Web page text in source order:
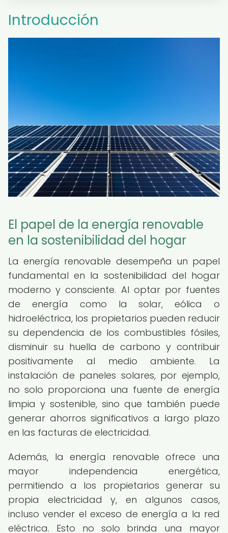
Introducción
El papel de la energía renovable
en la sostenibilidad del hogar
La energía renovable desempeña un papel
fundamental en la sostenibilidad del hogar
moderno y consciente. Al optar por fuentes
de energía como la solar, eólica o
hidroeléctrica, los propietarios pueden reducir
su dependencia de los combustibles fósiles,
disminuir su huella de carbono y contribuir
positivamente al medio ambiente. La
instalación de paneles solares, por ejemplo,
no solo proporciona una fuente de energía
limpia y sostenible, sino que también puede
generar ahorros significativos a largo plazo
en las facturas de electricidad.
Además, la energía renovable ofrece una
mayor independencia energética,
permitiendo a los propietarios generar su
propia electricidad y, en algunos casos,
incluso vender el exceso de energía a la red
eléctrica. Esto no solo brinda una mayor